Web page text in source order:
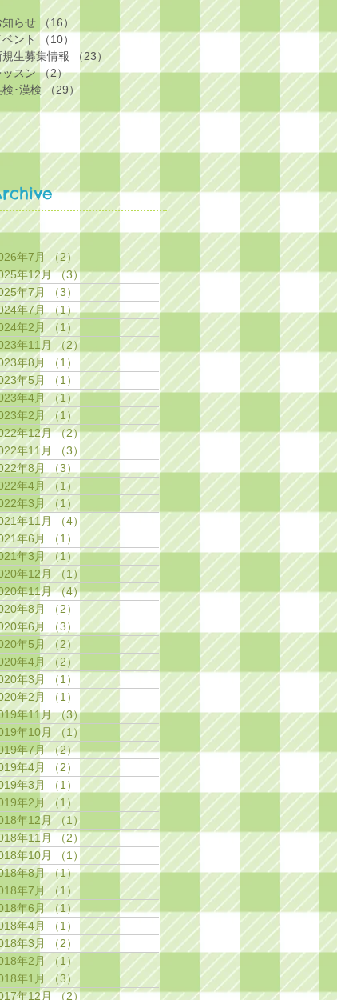
知らせ （16） 16件の記事
ベント
（10）
10件の記事
規生募集情報
（23）
23件の記事
ッスン （2）2件の記事
検･漢検 （29） 29件の記事
年7月 （2）
2件の記事
年12月 （3）3件の記事
年7月
（3）
3件の記事
年7月 （1） 1件の記事
年2月 （1） 1件の記事
年11月 （2）
2件の記事
年8月
（1）
1件の記事
年5月
（1）
1件の記事
年4月 （1）
1件の記事
年2月
（1）
1件の記事
年12月 （2）2件の記事
年11月
（3）
3件の記事
年8月
（3）
3件の記事
年4月 （1） 1件の記事
年3月 （1）1件の記事
年11月
（4） 4件の記事
年6月
（1）
1件の記事
年3月 （1）1件の記事
年12月
（1）
1件の記事
年11月 （4）4件の記事
年8月
（2）
2件の記事
年6月
（3）
3件の記事
年5月 （2） 2件の記事
年4月 （2）2件の記事
年3月
（1）
1件の記事
年2月
（1）
1件の記事
年11月 （3）3件の記事
年10月 （1）
1件の記事
年7月 （2）2件の記事
年4月
（2）
2件の記事
年3月
（1）
1件の記事
年2月 （1）
1件の記事
年12月
（1）
1件の記事
年11月
（2）2件の記事
年10月
（1）
1件の記事
年8月 （1）1件の記事
年7月 （1）1件の記事
年6月
（1）1件の記事
年4月
（1）
1件の記事
年3月
（2）
2件の記事
年2月
（1）
1件の記事
年1月 （3） 3件の記事
年12月 （2）2件の記事